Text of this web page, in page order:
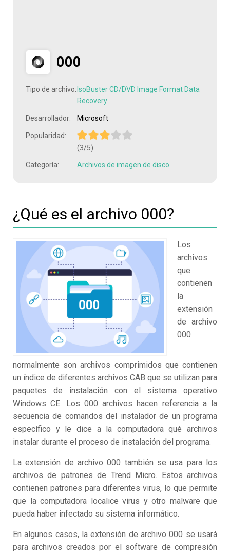
000
Tipo de archivo: IsoBuster CD/DVD Image Format Data
Recovery
Desarrollador: Microsoft
Popularidad:
(3/5)
Categoría: Archivos de imagen de disco
¿Qué es el archivo 000?
Los
archivos
que
contienen
la
extensión
de archivo
000
normalmente son archivos comprimidos que contienen
un índice de diferentes archivos CAB que se utilizan para
paquetes de instalación con el sistema operativo
Windows CE. Los 000 archivos hacen referencia a la
secuencia de comandos del instalador de un programa
específico y le dice a la computadora qué archivos
instalar durante el proceso de instalación del programa.
La extensión de archivo 000 también se usa para los
archivos de patrones de Trend Micro. Estos archivos
contienen patrones para diferentes virus, lo que permite
que la computadora localice virus y otro malware que
pueda haber infectado su sistema informático.
En algunos casos, la extensión de archivo 000 se usará
para archivos creados por el software de compresión